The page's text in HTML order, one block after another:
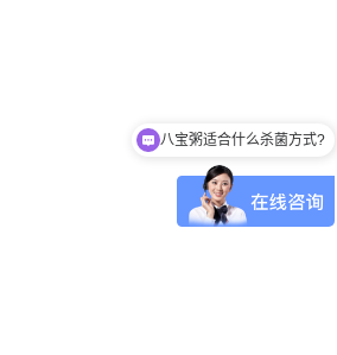
肉制品适合什么杀菌方式?